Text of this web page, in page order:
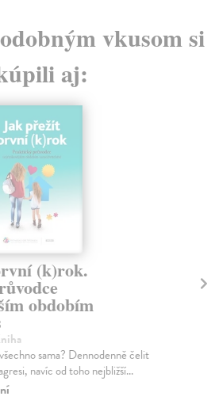
vkusom si
aj:
(k)rok.
obdobím
sama? Dennodenně čelit
navíc od toho nejbližší...